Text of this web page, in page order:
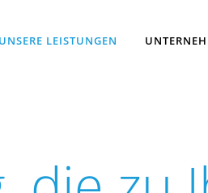
UNSERE LEISTUNGEN